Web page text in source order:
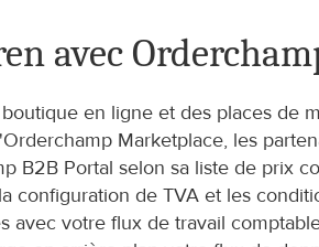
avec
en ligne et des places de
Marketplace, les
B2B Portal selon sa liste de prix
configuration de TVA et les
avec votre flux de travail